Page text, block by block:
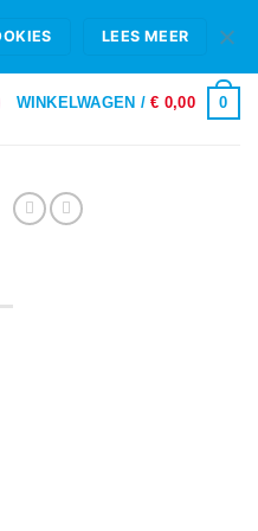
LOGIN
WINKELWAGEN /€ 0,00 0
LEES MEER